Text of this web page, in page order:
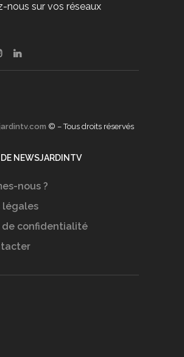
nous sur vos réseaux
© – Tous droits réservés
NEWSJARDINTV
nous ?
légales
de confidentialité